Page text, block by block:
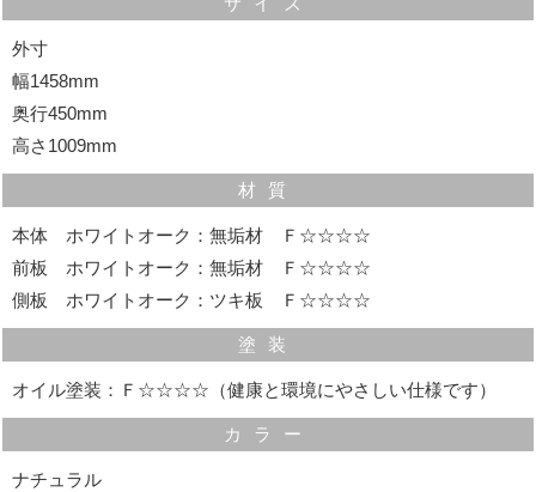
桐無垢材を使用していますので、虫が付きにくく、湿度
の調整もしますので大事な物を長く保管できます。
気配りの効いた細部の仕様
外寸
幅1458mm
奥行450mm
高さ1009mm
材質
本体 ホワイトオーク：無垢材 Ｆ☆☆☆☆
前板 ホワイトオーク：無垢材 Ｆ☆☆☆☆
側板 ホワイトオーク：ツキ板 Ｆ☆☆☆☆
塗装
オイル塗装：Ｆ☆☆☆☆（健康と環境にやさしい仕様です）
カラー
ナチュラル